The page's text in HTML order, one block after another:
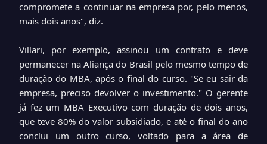
compromete a continuar na empresa por, pelo menos,
mais dois anos", diz.
Villari, por exemplo, assinou um contrato e deve
permanecer na Aliança do Brasil pelo mesmo tempo de
duração do MBA, após o final do curso. "Se eu sair da
empresa, preciso devolver o investimento." O gerente
já fez um MBA Executivo com duração de dois anos,
que teve 80% do valor subsidiado, e até o final do ano
conclui um outro curso, voltado para a área de